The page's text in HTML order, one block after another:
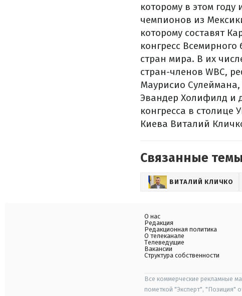
которому в этом
чемпионов из
которому составят
конгресс Всемирного
стран мира. В их
стран-членов WBC,
Маурисио
Эвандер Холифилд и
конгресса в столице
Киева Виталий
Связанные
ВИТАЛИЙ КЛИЧКО
О нас
Редакция
Редакционная политика
О телеканале
Телеведущие
Вакансии
Структура собственности
Все коммерческие рекламные
пометкой "Эксперт", "Позиция"